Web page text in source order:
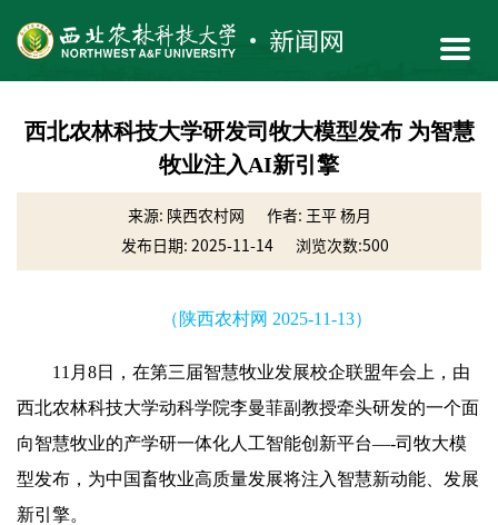
西北农林科技大学研发司牧大模型发布 为智慧
牧业注入AI新引擎
来源: 陕西农村网
作者: 王平 杨月
发布日期: 2025-11-14
浏览次数:500
（陕西农村网 2025-11-13）
11月8日，在第三届智慧牧业发展校企联盟年会上，由
西北农林科技大学动科学院李曼菲副教授牵头研发的一个面
向智慧牧业的产学研一体化人工智能创新平台—-司牧大模
型发布，为中国畜牧业高质量发展将注入智慧新动能、发展
新引擎。